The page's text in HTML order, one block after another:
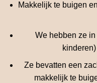
Makkelijk te buigen
We hebben ze
Ze bevatten een
makkelijk te